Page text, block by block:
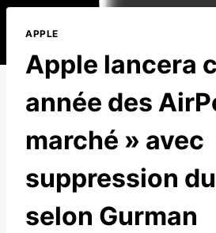
APPLE
Apple lancera
année des
marché » avec
suppression
selon Gurman